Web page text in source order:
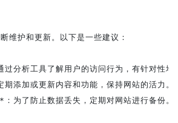
维护和更新。以下是一些建议：
析工具了解用户的访问行为，有针对性地
加或更新内容和功能，保持网站的活力。
了防止数据丢失，定期对网站进行备份。